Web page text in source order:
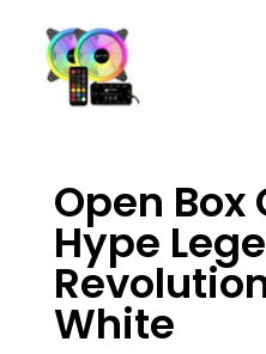
Open
Hype
White